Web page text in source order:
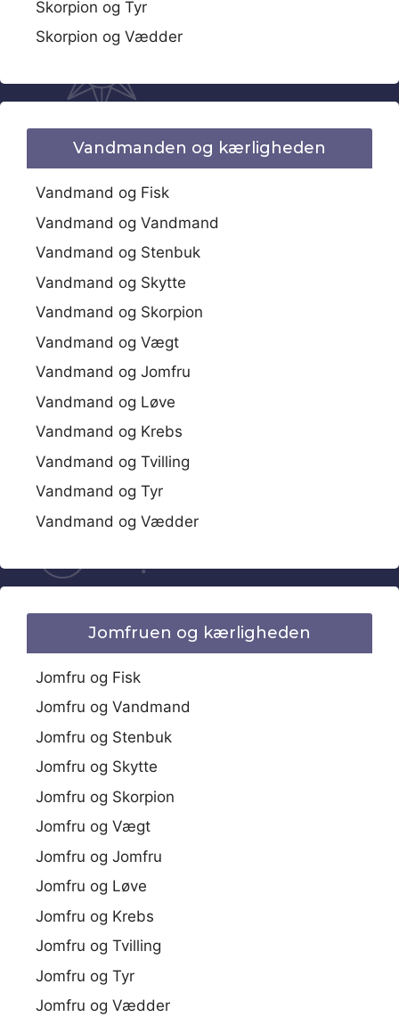
Skorpion og Tyr
Skorpion og Vædder
Vandmanden og kærligheden
Vandmand og Fisk
Vandmand og Vandmand
Vandmand og Stenbuk
Vandmand og Skytte
Vandmand og Skorpion
Vandmand og Vægt
Vandmand og Jomfru
Vandmand og Løve
Vandmand og Krebs
Vandmand og Tvilling
Vandmand og Tyr
Vandmand og Vædder
Jomfruen og kærligheden
Jomfru og Fisk
Jomfru og Vandmand
Jomfru og Stenbuk
Jomfru og Skytte
Jomfru og Skorpion
Jomfru og Vægt
Jomfru og Jomfru
Jomfru og Løve
Jomfru og Krebs
Jomfru og Tvilling
Jomfru og Tyr
Jomfru og Vædder